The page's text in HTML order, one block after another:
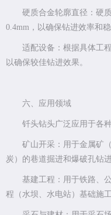
硬质合金轮廓直径：硬
0.4mm，以确保钻进效率和稳
适配设备：根据具体工
以确保较佳钻进效果。
六、应用领域
钎头钻头广泛应用于各
矿山开采：用于金属矿
炭）的巷道掘进和爆破孔钻进
基建工程：用于铁路、
程（水坝、水电站）基础施工